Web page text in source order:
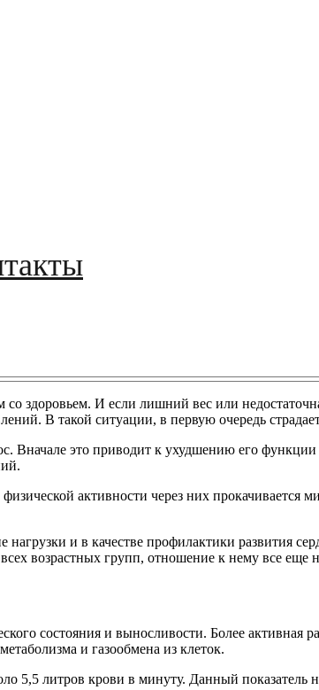
здоровьем. И если лишний вес или
В такой ситуации, в первую очередь
Вначале это приводит к ухудшению его
активности через них
и в качестве профилактики развития
возрастных групп, отношение к нему все еще
состояния и выносливости. Более активная
и газообмена из клеток.
5,5 литров крови в минуту. Данный